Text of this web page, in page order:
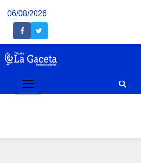
06/08/2026